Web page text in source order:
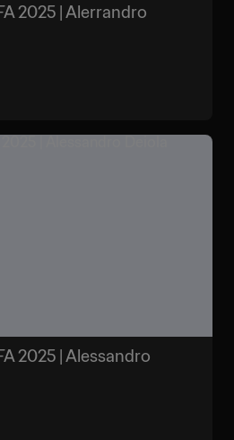
2025 | Alerrandro
2025 | Alessandro